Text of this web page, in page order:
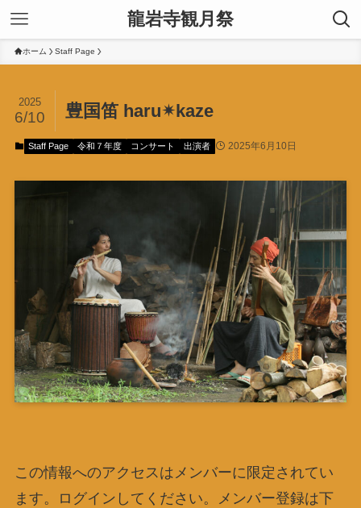
龍岩寺観月祭
ホーム Staff Page
豊国笛 haru✴︎kaze
2025
6/10
Staff Page 令和７年度 コンサート 出演者 2025年6月10日
この情報へのアクセスはメンバーに限定されてい
ます。ログインしてください。メンバー登録は下